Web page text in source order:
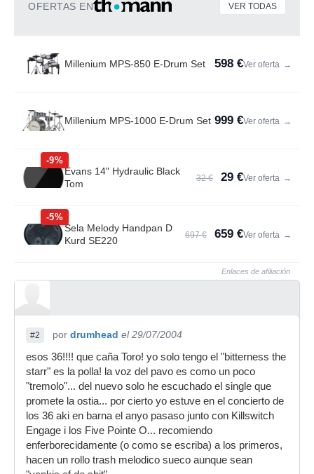
OFERTAS EN VER TODAS
Millenium MPS-850 E-Drum Set 598 €Ver oferta →
Millenium MPS-1000 E-Drum Set 999 €Ver oferta →
-9%
Evans 14" Hydraulic Black
Tom
32 € 29 €Ver oferta →
-5%
Sela Melody Handpan D
Kurd SE220
697 € 659 €Ver oferta →
Enlaces de afiliación
#2 por drumhead el 29/07/2004
esos 36!!!! que caña Toro! yo solo tengo el "bitterness the
starr" es la polla! la voz del pavo es como un poco
"tremolo"... del nuevo solo he escuchado el single que
promete la ostia... por cierto yo estuve en el concierto de
los 36 aki en barna el anyo pasaso junto con Killswitch
Engage i los Five Pointe O... recomiendo
enferborecidamente (o como se escriba) a los primeros,
hacen un rollo trash melodico sueco aunque sean